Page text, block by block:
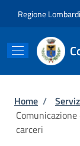
Regione
Home /
carceri